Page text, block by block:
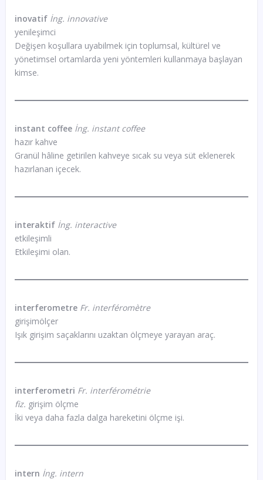
inovatifİng. innovative
yenileşimci
Değişen koşullara uyabilmek için toplumsal, kültürel ve
yönetimsel ortamlarda yeni yöntemleri kullanmaya başlayan
kimse.
instant coffeeİng. instant coffee
hazır kahve
Granül hâline getirilen kahveye sıcak su veya süt eklenerek
hazırlanan içecek.
interaktifİng. interactive
etkileşimli
Etkileşimi olan.
interferometreFr. interféromètre
girişimölçer
Işık girişim saçaklarını uzaktan ölçmeye yarayan araç.
interferometri Fr. interférométrie
fiz. girişim ölçme
İki veya daha fazla dalga hareketini ölçme işi.
intern İng. intern